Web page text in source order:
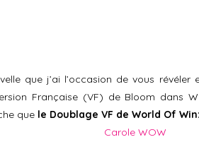
que j’ai l’occasion de vous révéler
Française (VF) de Bloom dans
que le Doublage VF de World Of